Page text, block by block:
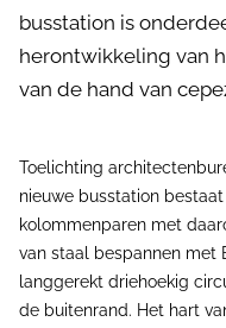
busstation is
herontwikkeling van
van de hand van
Toelichting
nieuwe busstation
kolommenparen met
van staal bespannen met
langgerekt driehoekig
de buitenrand. Het hart